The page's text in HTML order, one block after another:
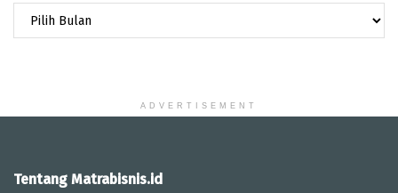
ADVERTISEMENT
Tentang Matrabisnis.id